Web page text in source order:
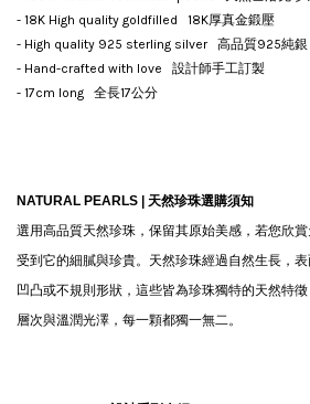
- 18K High quality goldfilled 18K厚真金鍛壓
- High quality 925 sterling silver 高品質925純銀
- Hand-crafted with love 設計師手工訂製
- 17cm long 全長17公分
NATURAL PEARLS | 天然珍珠選購須知
選用高品質天然珍珠，保留其原始美感，若您欣
受到它的細膩與珍貴。天然珍珠經過自然生長，
凹凸或不規則形狀，這些皆為珍珠獨特的天然特
層次與溫潤光澤，每一顆都獨一無二。